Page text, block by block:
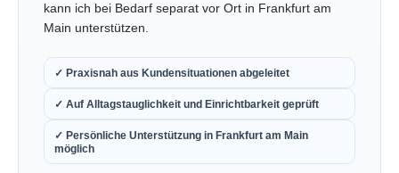
kann ich bei Bedarf separat vor Ort in Frankfurt am
Main unterstützen.
✓ Praxisnah aus Kundensituationen abgeleitet
✓ Auf Alltagstauglichkeit und Einrichtbarkeit geprüft
✓ Persönliche Unterstützung in Frankfurt am Main
möglich